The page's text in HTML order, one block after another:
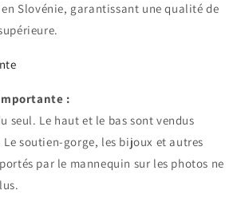
Slovénie, garantissant une qualité de
:
seul. Le haut et le bas sont vendus
Le soutien-gorge, les bijoux et autres
par le mannequin sur les photos ne